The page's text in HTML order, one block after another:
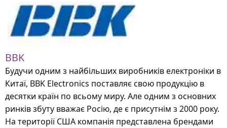
BBK
Будучи одним з найбільших виробників електроніки в
Китаї, BBK Electronics поставляє свою продукцію в
десятки країн по всьому миру. Але одним з основних
ринків збуту вважає Росію, де є присутнім з 2000 року.
На території США компанія представлена брендами